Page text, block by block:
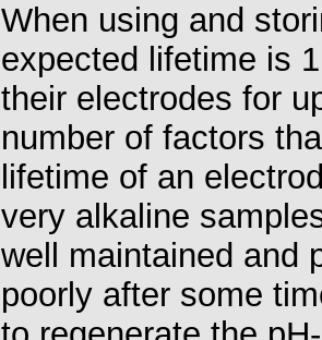
When using and
expected lifetime is
their electrodes for
number of factors
lifetime of an
very alkaline
well maintained and
poorly after some